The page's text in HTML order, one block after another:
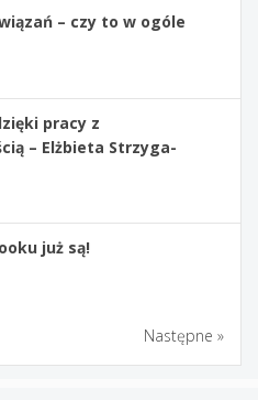
– czy to w ogóle
pracy z
– Elżbieta Strzyga-
już są!
Następne »